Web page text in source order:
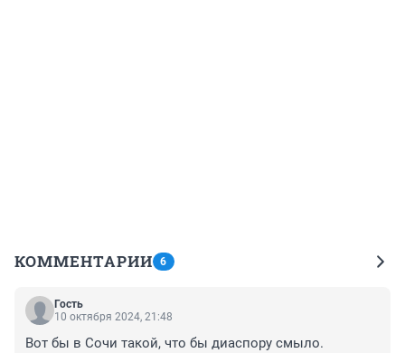
КОММЕНТАРИИ 6
Гость
10 октября 2024, 21:48
Вот бы в Сочи такой, что бы диаспору смыло.